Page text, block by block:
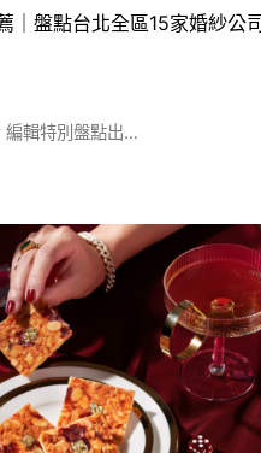
｜盤點台北全區15家婚紗公
輯特別盤點出…